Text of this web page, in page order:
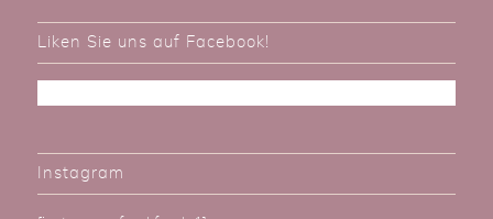
Liken Sie uns auf Facebook!
Instagram